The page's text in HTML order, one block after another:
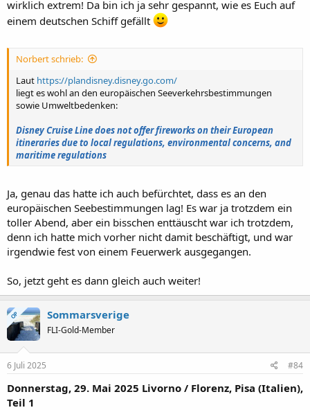
wirklich extrem! Da bin ich ja sehr gespannt, wie es Euch auf
einem deutschen Schiff gefällt
Norbert schrieb:
Laut https://plandisney.disney.go.com/
liegt es wohl an den europäischen Seeverkehrsbestimmungen
sowie Umweltbedenken:
Disney Cruise Line does not offer fireworks on their European
itineraries due to local regulations, environmental concerns, and
maritime regulations
Ja, genau das hatte ich auch befürchtet, dass es an den
europäischen Seebestimmungen lag! Es war ja trotzdem ein
toller Abend, aber ein bisschen enttäuscht war ich trotzdem,
denn ich hatte mich vorher nicht damit beschäftigt, und war
irgendwie fest von einem Feuerwerk ausgegangen.
So, jetzt geht es dann gleich auch weiter!
OP Sommarsverige
FLI-Gold-Member
6 Juli 2025 #84
Donnerstag, 29. Mai 2025 Livorno / Florenz, Pisa (Italien),
Teil 1